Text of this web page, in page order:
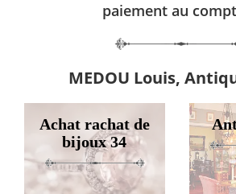
paiement au
MEDOU Louis,
Achat rachat de
bijoux 34